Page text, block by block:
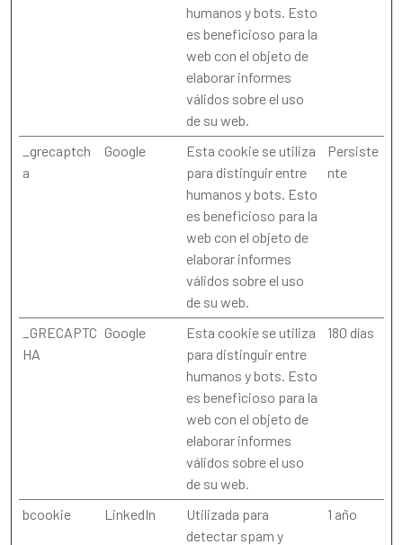
humanos y bots. Esto
es beneficioso para la
web con el objeto de
elaborar informes
válidos sobre el uso
de su web.
_grecaptch
a
Google
Esta cookie se utiliza
para distinguir entre
humanos y bots. Esto
es beneficioso para la
web con el objeto de
elaborar informes
válidos sobre el uso
de su web.
Persiste
nte
_GRECAPTC
HA
Google
Esta cookie se utiliza
para distinguir entre
humanos y bots. Esto
es beneficioso para la
web con el objeto de
elaborar informes
válidos sobre el uso
de su web.
180 días
bcookie LinkedIn
Utilizada para
detectar spam y
1 año